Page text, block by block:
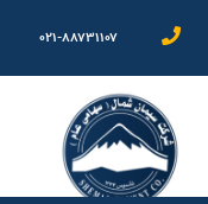
۰۲۱-۸۸۷۳۱۱۰۷